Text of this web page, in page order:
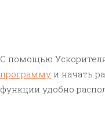
С помощью
программу и начать
функции удобно